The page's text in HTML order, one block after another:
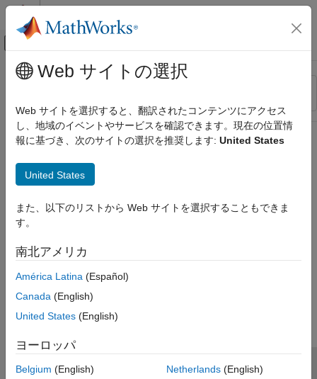
コンテンツへスキップ
オフキャンバス ナビゲーション メ
リソース
ステータス
メインコンテンツ
Web サイトの選択
Web サイトを選択すると、翻訳されたコンテンツにアクセス
し、地域のイベントやサービスを確認できます。現在の位置情
報に基づき、次のサイトの選択を推奨します: United States
United States
また、以下のリストから Web サイトを選択することもできま
す。
南北アメリカ
América Latina (Español)
Canada (English)
United States (English)
ヨーロッパ
Belgium (English)
Netherlands(English)
トラストセンター
プライバシー ポリシー